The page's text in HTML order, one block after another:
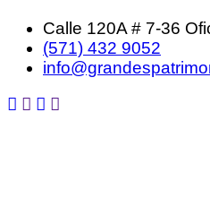
Calle 120A # 7-36
(571) 432 9052